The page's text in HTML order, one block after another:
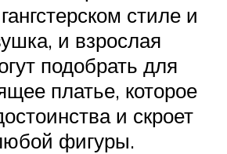
стиле и
и взрослая
подобрать для
платье, которое
и скроет
фигуры.